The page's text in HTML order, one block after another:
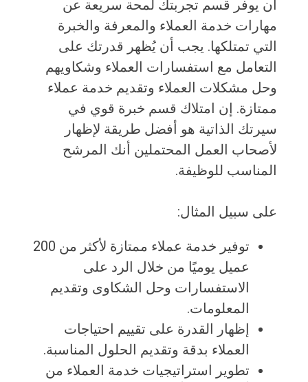
أن يوفر قسم تجربتك لمحة سريعة عن
مهارات خدمة العملاء والمعرفة والخبرة
التي تمتلكها. يجب أن يُظهر قدرتك على
التعامل مع استفسارات العملاء وشكاويهم
وحل مشكلات العملاء وتقديم خدمة عملاء
ممتازة. إن امتلاك قسم خبرة قوي في
سيرتك الذاتية هو أفضل طريقة لإظهار
لأصحاب العمل المحتملين أنك المرشح
المناسب للوظيفة.
على سبيل المثال:
توفير خدمة عملاء ممتازة لأكثر من 200
عميل يوميًا من خلال الرد على
الاستفسارات وحل الشكاوى وتقديم
المعلومات.
إظهار القدرة على تقييم احتياجات
العملاء بدقة وتقديم الحلول المناسبة.
تطوير استراتيجيات خدمة العملاء من